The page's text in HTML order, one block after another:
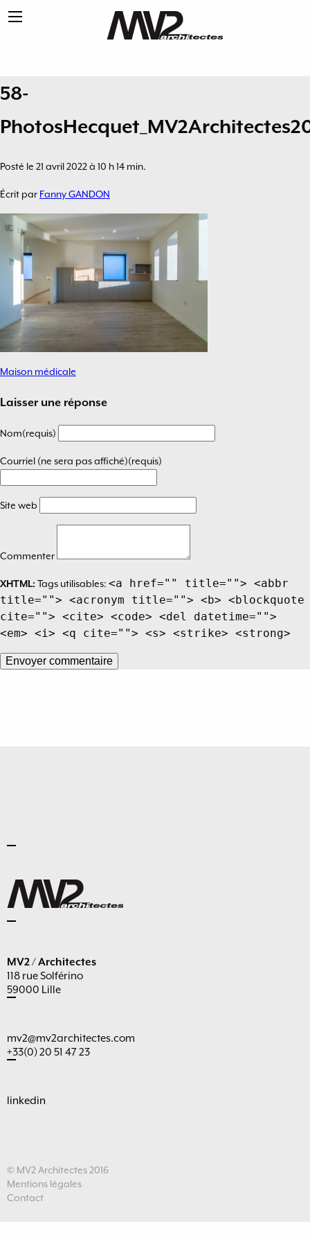
58-
Posté le 21 avril 2022 à 10 h 14 min.
Écrit par Fanny GANDON
Navigation
de
l’article
Maison médicale
Laisser une réponse
Nom(requis)
Courriel (ne sera pas affiché)(requis)
Site web
Commenter
XHTML: Tags utilisables: <a href="" title=""> <abbr
title=""> <acronym title=""> <b> <blockquote
cite=""> <cite> <code> <del datetime="">
<em> <i> <q cite=""> <s> <strike> <strong>
MV2 / Architectes
118 rue Solférino
59000 Lille
mv2@mv2architectes.com
+33(0) 20 51 47 23
linkedin
© MV2 Architectes 2016
Mentions légales
Contact